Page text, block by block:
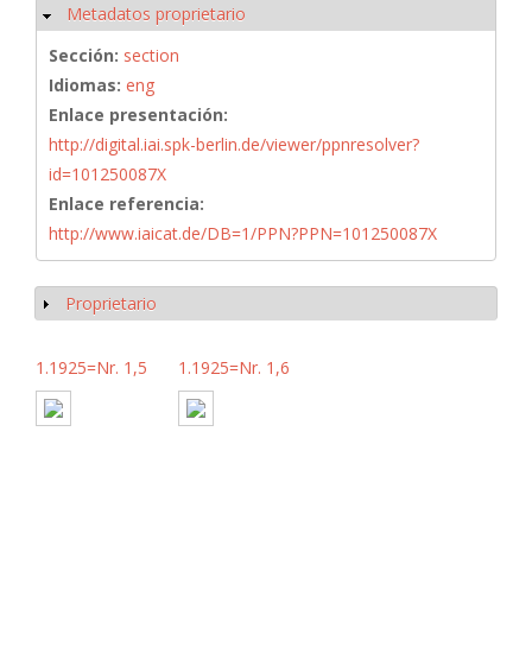
Ocultar
Metadatos proprietario
Sección: section
Idiomas: eng
Enlace presentación:
http://digital.iai.spk-berlin.de/viewer/ppnresolver?
id=101250087X
Enlace referencia:
http://www.iaicat.de/DB=1/PPN?PPN=101250087X
Mostrar
Proprietario
1.1925=Nr. 1,5 1.1925=Nr. 1,6